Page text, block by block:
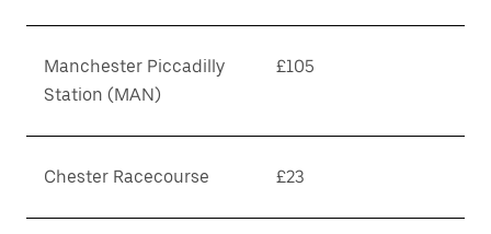
Manchester Piccadilly
Station (MAN)
£105
Chester Racecourse £23